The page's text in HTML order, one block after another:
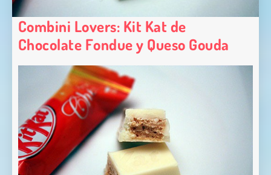
Combini Lovers: Kit Kat de
Chocolate Fondue y Queso Gouda